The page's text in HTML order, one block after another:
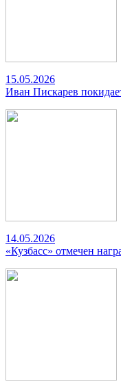
15.05.2026
Иван Пискарев
14.05.2026
«Кузбасс» отмечен